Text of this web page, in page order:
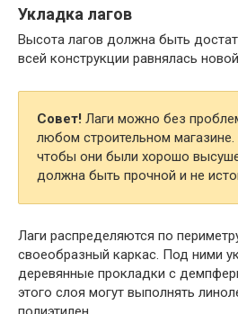
Укладка лагов
Высота лагов должна быть
всей конструкции равнялась
Совет! Лаги можно без
любом строительном магазине.
чтобы они были хорошо
должна быть прочной и не
Лаги распределяются по
своеобразный каркас. Под ними
деревянные прокладки с
этого слоя могут выполнять